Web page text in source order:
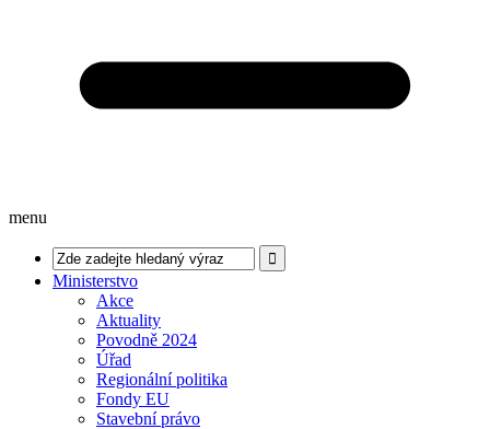
menu
Ministerstvo
Akce
Aktuality
Povodně 2024
Úřad
Regionální politika
Fondy EU
Stavební právo